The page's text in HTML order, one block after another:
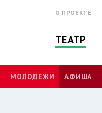
О ПРОЕКТЕ
ТЕАТР
МОЛОДЕЖИ АФИША